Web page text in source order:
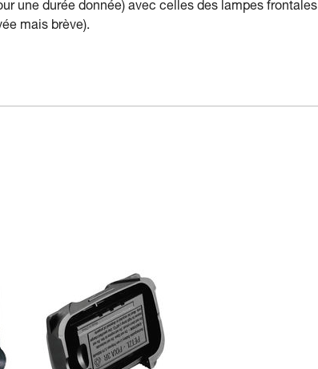
une durée donnée) avec celles des lampes frontales
mais brève).